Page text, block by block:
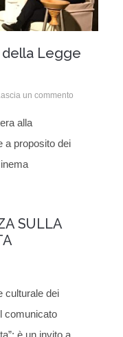
Legge
un commento
alla
a proposito dei
SULLA
culturale dei
comunicato
è un invito a